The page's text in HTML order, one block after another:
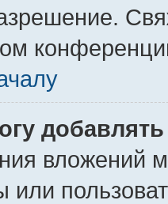
вложений
или